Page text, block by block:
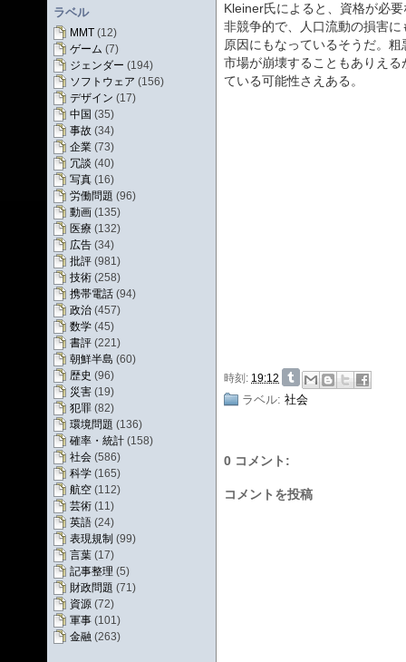
ラベル
MMT (12)
ゲーム (7)
ジェンダー (194)
ソフトウェア (156)
デザイン (17)
中国 (35)
事故 (34)
企業 (73)
冗談 (40)
写真 (16)
労働問題 (96)
動画 (135)
医療 (132)
広告 (34)
批評 (981)
技術 (258)
携帯電話 (94)
政治 (457)
数学 (45)
書評 (221)
朝鮮半島 (60)
歴史 (96)
災害 (19)
犯罪 (82)
環境問題 (136)
確率・統計 (158)
社会 (586)
科学 (165)
航空 (112)
芸術 (11)
英語 (24)
表現規制 (99)
言葉 (17)
記事整理 (5)
財政問題 (71)
資源 (72)
軍事 (101)
金融 (263)
Kleiner氏によると、資格が必
非競争的で、人口流動の損害
原因にもなっているそうだ。
市場が崩壊することもありえ
ている可能性さえある。
時刻: 19:12
ラベル: 社会
0 コメント:
コメントを投稿